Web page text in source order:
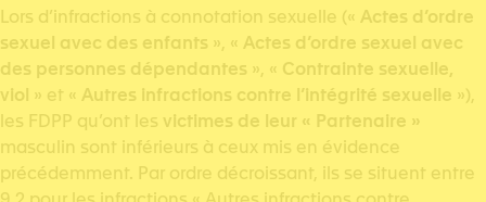
Lors d’infractions à connotation sexuelle (« Actes d’ordre
sexuel avec des enfants », « Actes d’ordre sexuel avec
des personnes dépendantes », « Contrainte sexuelle,
viol » et « Autres infractions contre l’intégrité sexuelle »),
les FDPP qu’ont les victimes de leur « Partenaire »
masculin sont inférieurs à ceux mis en évidence
précédemment. Par ordre décroissant, ils se situent entre